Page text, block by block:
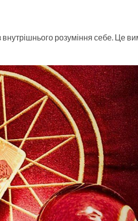
внутрішнього розуміння себе. Це